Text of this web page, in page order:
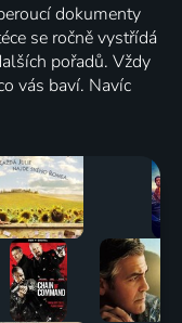
dokumenty
se ročně vystřídá
pořadů. Vždy
vás baví. Navíc